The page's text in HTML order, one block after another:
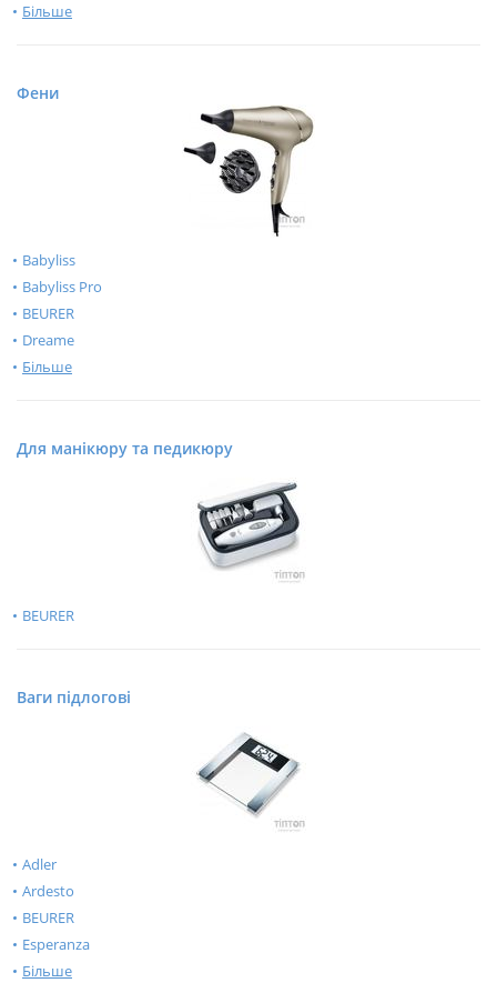
Більше
Фени
Babyliss
Babyliss Pro
BEURER
Dreame
Більше
Для манікюру та педикюру
BEURER
Ваги підлогові
Adler
Ardesto
BEURER
Esperanza
Більше